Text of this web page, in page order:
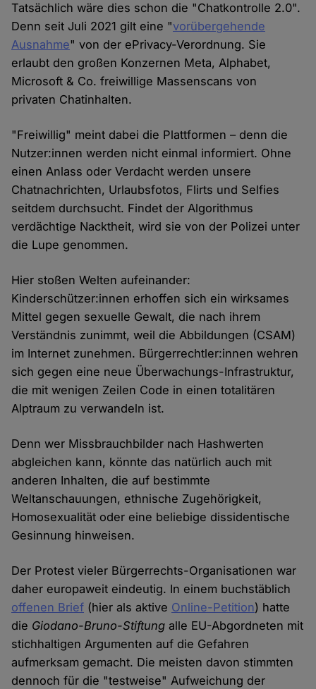
Tatsächlich wäre dies schon die "Chatkontrolle 2.0".
Denn seit Juli 2021 gilt eine "vorübergehende
Ausnahme" von der ePrivacy-Verordnung. Sie
erlaubt den großen Konzernen Meta, Alphabet,
Microsoft & Co. freiwillige Massenscans von
privaten Chatinhalten.
"Freiwillig" meint dabei die Plattformen – denn die
Nutzer:innen werden nicht einmal informiert. Ohne
einen Anlass oder Verdacht werden unsere
Chatnachrichten, Urlaubsfotos, Flirts und Selfies
seitdem durchsucht. Findet der Algorithmus
verdächtige Nacktheit, wird sie von der Polizei unter
die Lupe genommen.
Hier stoßen Welten aufeinander:
Kinderschützer:innen erhoffen sich ein wirksames
Mittel gegen sexuelle Gewalt, die nach ihrem
Verständnis zunimmt, weil die Abbildungen (CSAM)
im Internet zunehmen. Bürgerrechtler:innen wehren
sich gegen eine neue Überwachungs-Infrastruktur,
die mit wenigen Zeilen Code in einen totalitären
Alptraum zu verwandeln ist.
Denn wer Missbrauchbilder nach Hashwerten
abgleichen kann, könnte das natürlich auch mit
anderen Inhalten, die auf bestimmte
Weltanschauungen, ethnische Zugehörigkeit,
Homosexualität oder eine beliebige dissidentische
Gesinnung hinweisen.
Der Protest vieler Bürgerrechts-Organisationen war
daher europaweit eindeutig. In einem buchstäblich
offenen Brief (hier als aktive Online-Petition) hatte
die Giodano-Bruno-Stiftung alle EU-Abgordneten mit
stichhaltigen Argumenten auf die Gefahren
aufmerksam gemacht. Die meisten davon stimmten
dennoch für die "testweise" Aufweichung der